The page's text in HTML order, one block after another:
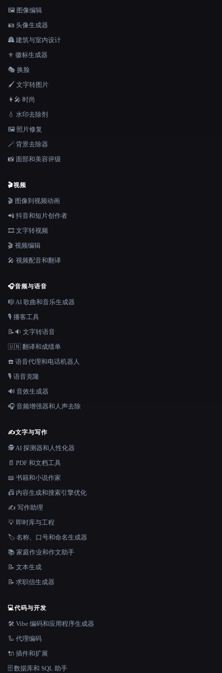
🖼️ 图像编辑
🪪 头像生成器
🏯 建筑与室内设计
⚜️ 徽标生成器
🎭 换脸
🖌️ 文字转图片
👩‍🎤 时尚
💧 水印去除剂
🖼️ 照片修复
🪄 背景去除器
📸 面部和美容评级
🎬视频
🎬 图像到视频动画
📲 抖音和短片创作者
🎞️ 文字转视频
🎬 视频编辑
🎤 视频配音和翻译
🎧音频与语音
🎼 AI 歌曲和音乐生成器
🎙️ 播客工具
📝🔉 文字转语音
🇺🇳 翻译和成绩单
☎️ 语音代理和电话机器人
🎙️ 语音克隆
🔊 音效生成器
🎧 音频增强器和人声去除
✍️文字与写作
🕵️ AI 探测器和人性化器
📄 PDF 和文档工具
📖 书籍和小说作家
📠 内容生成和搜索引擎优化
✍️ 写作助理
💡 即时库与工程
🏷️ 名称、口号和命名生成器
📚 家庭作业和作文助手
📝 文本生成
📝 求职信生成器
💻代码与开发
🛠️ Vibe 编码和应用程序生成器
🦾 代理编码
🔌 插件和扩展
🗄️ 数据库和 SQL 助手